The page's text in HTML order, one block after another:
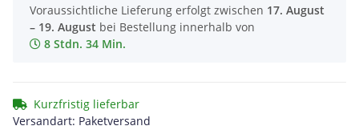
Voraussichtliche Lieferung erfolgt zwischen 17. August
– 19. August bei Bestellung innerhalb von
8 Stdn. 34 Min.
Kurzfristig lieferbar
Versandart: Paketversand